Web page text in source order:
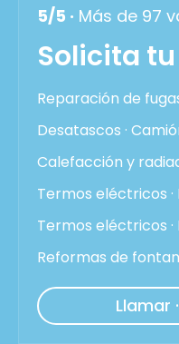
5/5 · Más de 97
Solicita
Reparación de
Desatascos ·
Calefacción y
Termos eléctricos
Termos eléctricos
Reformas de
Llamar